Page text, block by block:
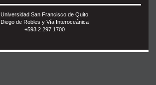
Universidad San Francisco de Quito
Diego de Robles y Vía Interoceánica
+593 2 297 1700